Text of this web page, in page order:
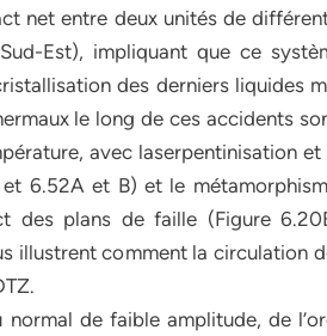
net entre deux unités de
Est), impliquant que ce
des derniers liquides
le long de ces accidents
avec laserpentinisation
6.52A et B) et le
plans de faille (Figure
illustrent comment la circulation
de faible amplitude, de